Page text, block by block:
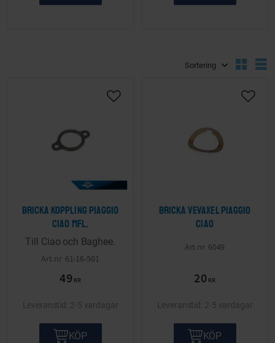
Bricka koppling Piaggio
Ciao mfl.
Till Ciao och Baghee.
61-16-501
49 KR
Lägg till i önskelista
2-5 vardagar
KÖP
Bricka vevaxel Piaggio
Ciao
6049
20 KR
Lägg
2-5 vardagar
KÖP